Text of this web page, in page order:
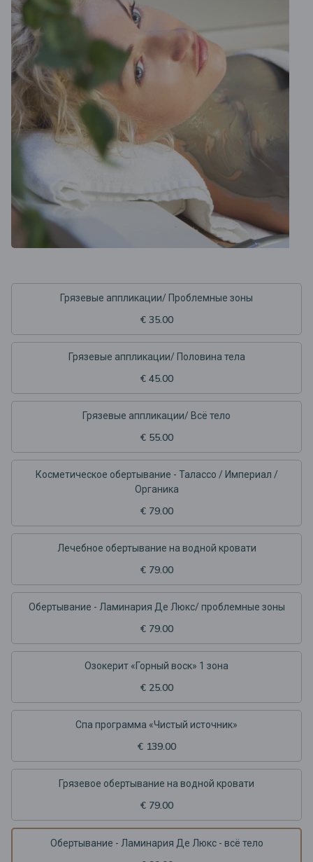
Грязевые аппликации/ Проблемные зоны
€ 35.00
Грязевые аппликации/ Половина тела
€ 45.00
Грязевые аппликации/ Всё тело
€ 55.00
Косметическое обертывание - Талассо / Империал /
Органика
€ 79.00
Лечебное обертывание на водной кровати
€ 79.00
Обертывание - Ламинария Де Люкс/ проблемные зоны
€ 79.00
Озокерит «Горный воск» 1 зона
€ 25.00
Спа программа «Чистый источник»
€ 139.00
Грязевое обертывание на водной кровати
€ 79.00
Обертывание - Ламинария Де Люкс - всё тело